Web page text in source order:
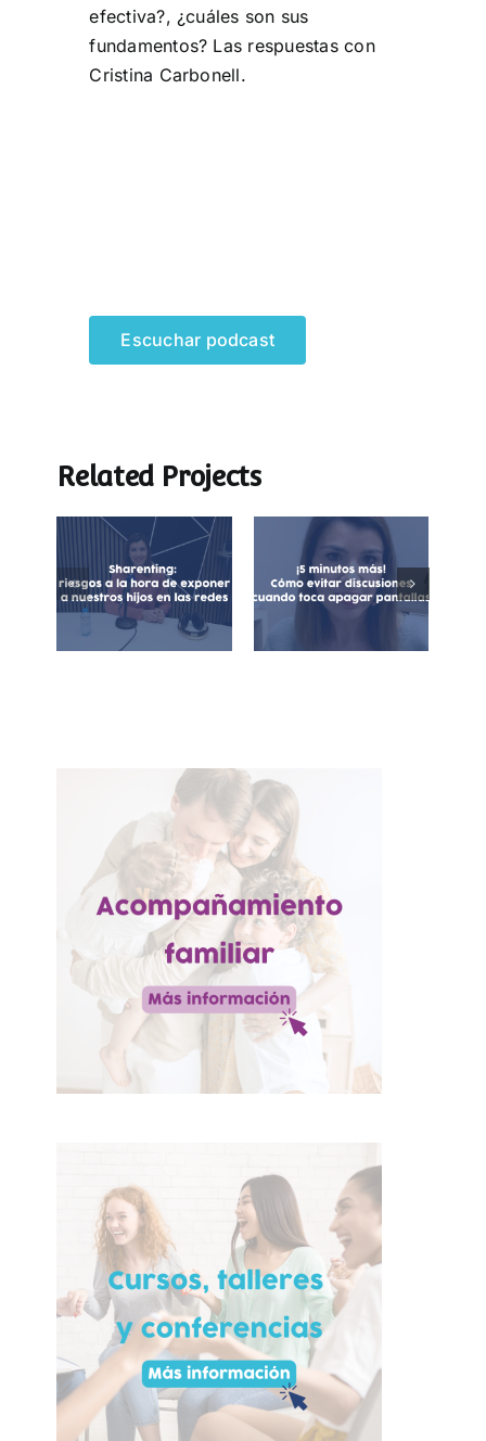
efectiva?, ¿cuáles son sus
fundamentos? Las respuestas con
Cristina Carbonell.
Escuchar podcast
Related Projects
Sharenting:
exposición de
menores en
redes sociales
Cómo evitar
discusiones
cuando toca